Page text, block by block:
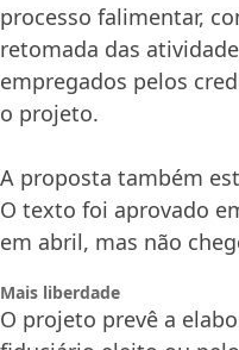
processo falimentar,
retomada das
empregados pelos
o projeto.
A proposta também
O texto foi aprovado
em abril, mas não
Mais liberdade
O projeto prevê a